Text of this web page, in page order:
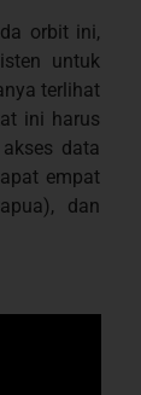
orbit ini,
untuk
terlihat
ini harus
data
empat
dan